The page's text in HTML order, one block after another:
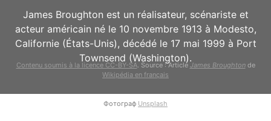
James Broughton est un réalisateur, scénariste et
acteur américain né le 10 novembre 1913 à Modesto,
Californie (États-Unis), décédé le 17 mai 1999 à Port
Townsend (Washington).
Contenu soumis à la licence CC-BY-SA. Source : Article James Broughtonde
Wikipédia en français
Фотограф Unsplash